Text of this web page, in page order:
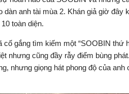
anh tài mùa 2. Khán giả giờ đây
toàn diện.
gắng tìm kiếm một “SOOBIN thứ
nhưng cũng đầy rẫy điểm bùng
nhưng giọng hát phong độ của anh